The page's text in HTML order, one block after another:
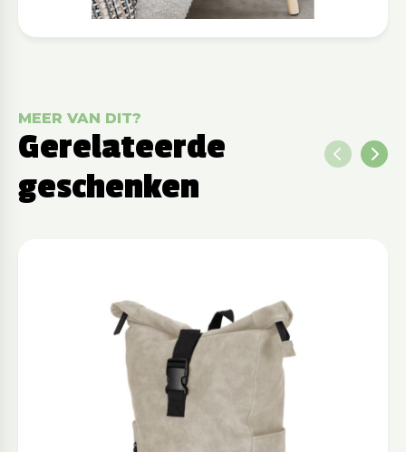
MEER VAN DIT?
Gerelateerde
geschenken